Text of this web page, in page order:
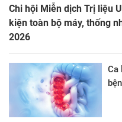
Chi hội Miễn dịch Trị liệu
kiện toàn bộ máy, thống
2026
Ca